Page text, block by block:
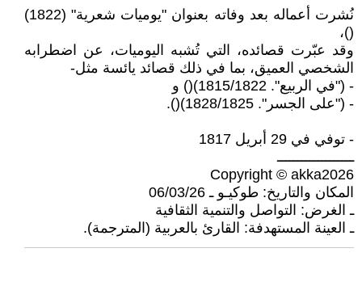
نُشرت أعماله بعد وفاته بعنوان "يوميات شعرية" (1822)
()،
وقد عبّرت قصائده، التي تُشبه اليوميات، عن اضطرابه
الشخصي العميق، بما في ذلك قصائد يائسة مثل-
- ("في الربيع". 1815/1822)() و
- ("على الجسر". 1828/1825)().
- توفي في 29 أبريل 1817
ـــــــــــــــــــ
Copyright © akka2026
المكان والتاريخ: طوكيـو ـ 06/03/26
ـ الغرض: التواصل والتنمية الثقافية
ـ العينة المستهدفة: القارئ بالعربية (المترجمة).